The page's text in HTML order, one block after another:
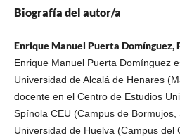
Biografía del autor/a
Enrique Manuel Puerta
Enrique Manuel Puerta Domínguez
Universidad de Alcalá de Henares
docente en el Centro de Estudios
Spínola CEU (Campus de
Universidad de Huelva (Campus del